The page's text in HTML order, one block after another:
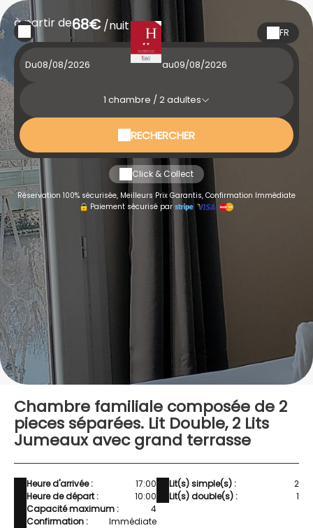
FR
à partir de68€/nuit
Du au
1 chambre /2adultes
RECHERCHER
Click & Collect
Réservation 100% sécurisée, Meilleurs Prix Garantis, Confirmation Immédiate
Paiement sécurisé par
Chambre familiale composée de 2
pieces séparées. Lit Double, 2 Lits
Jumeaux avec grand terrasse
Heure d'arrivée :
17:00
Heure de départ :
10:00
Capacité maximum :
4
Confirmation :
Immédiate
Lit(s) simple(s) :
2
Lit(s) double(s) :
1